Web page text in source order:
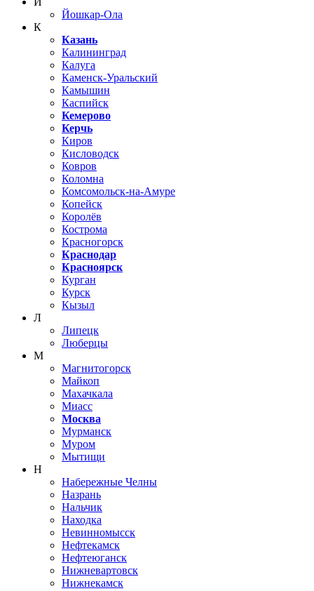
Йошкар-Ола
К
Казань
Калининград
Калуга
Каменск-Уральский
Камышин
Каспийск
Кемерово
Керчь
Киров
Кисловодск
Ковров
Коломна
Комсомольск-на-Амуре
Копейск
Королёв
Кострома
Красногорск
Краснодар
Красноярск
Курган
Курск
Кызыл
Л
Липецк
Люберцы
М
Магнитогорск
Майкоп
Махачкала
Миасс
Москва
Мурманск
Муром
Мытищи
Н
Набережные Челны
Назрань
Нальчик
Находка
Невинномысск
Нефтекамск
Нефтеюганск
Нижневартовск
Нижнекамск